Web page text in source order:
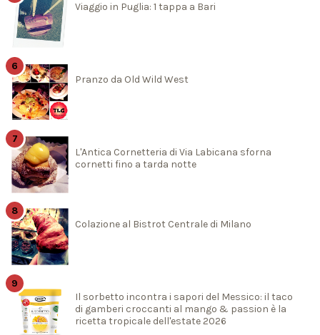
Viaggio in Puglia: 1 tappa a Bari
Pranzo da Old Wild West
L'Antica Cornetteria di Via Labicana sforna
cornetti fino a tarda notte
Colazione al Bistrot Centrale di Milano
Il sorbetto incontra i sapori del Messico: il taco
di gamberi croccanti al mango & passion è la
ricetta tropicale dell'estate 2026